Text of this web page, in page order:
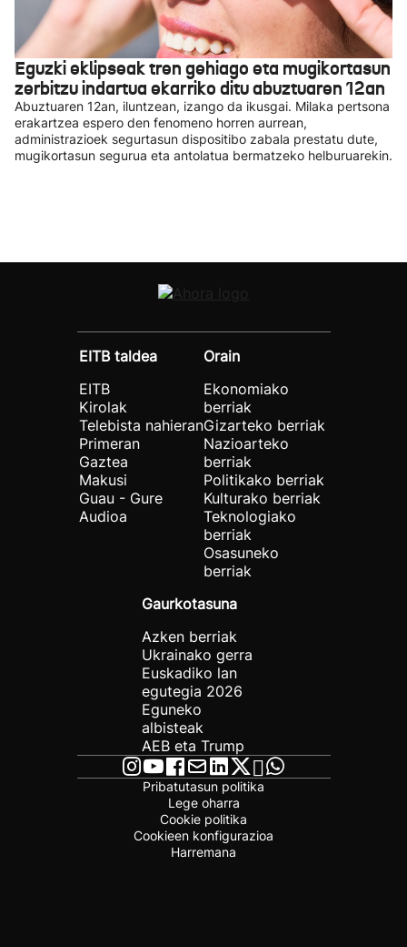
Eguzki eklipseak tren gehiago eta mugikortasun
zerbitzu indartua ekarriko ditu abuztuaren 12an
Abuztuaren 12an, iluntzean, izango da ikusgai. Milaka pertsona
erakartzea espero den fenomeno horren aurrean,
administrazioek segurtasun dispositibo zabala prestatu dute,
mugikortasun segurua eta antolatua bermatzeko helburuarekin.
EITB taldea
EITB
Kirolak
Telebista nahieran
Primeran
Gaztea
Makusi
Guau - Gure
Audioa
Orain
Ekonomiako
berriak
Gizarteko berriak
Nazioarteko
berriak
Politikako berriak
Kulturako berriak
Teknologiako
berriak
Osasuneko
berriak
Gaurkotasuna
Azken berriak
Ukrainako gerra
Euskadiko lan
egutegia 2026
Eguneko
albisteak
AEB eta Trump
Pribatutasun politika
Lege oharra
Cookie politika
Cookieen konfigurazioa
Harremana